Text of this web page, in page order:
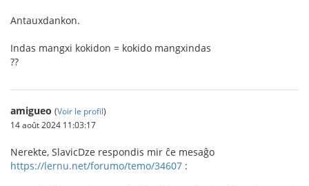
Antauxdankon.
Indas mangxi kokidon = kokido mangxindas
??
amigueo (Voir le profil)
14 août 2024 11:03:17
Nerekte, SlavicDze respondis mir ĉe mesaĝo
https://lernu.net/forumo/temo/34607 :